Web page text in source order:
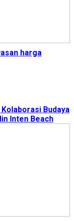
harga
Budaya
Inten Beach